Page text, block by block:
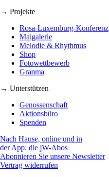
→ Projekte
Rosa-Luxemburg-Konferenz
Maigalerie
Melodie & Rhythmus
Shop
Fotowettbewerb
Granma
→ Unterstützen
Genossenschaft
Aktionsbüro
Spenden
Nach Hause, online und in
der App: die jW-Abos
Abonnieren Sie unsere Newsletter
Vertrag widerrufen